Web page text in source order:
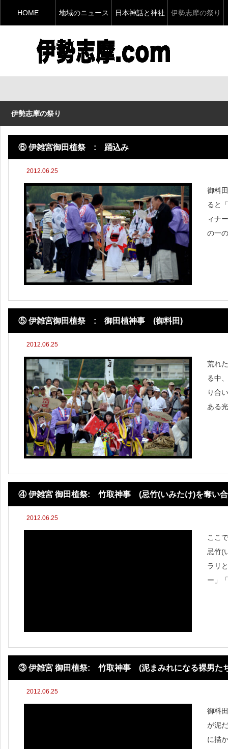
HOME 地域のニュース 日本神話と神社 伊勢志摩の祭り
伊勢志摩の祭り
⑥ 伊雑宮御田植祭 : 踊込み
2012.06.25
御料
ると
ィナ
の一
⑤ 伊雑宮御田植祭 : 御田植神事 (御料田)
2012.06.25
荒れ
る中
り合
ある
④ 伊雑宮 御田植祭: 竹取神事 (忌竹(いみたけ)を奪い
2012.06.25
ここ
忌竹(
ラリ
ー」
③ 伊雑宮 御田植祭: 竹取神事 (泥まみれになる裸男た
2012.06.25
御料
が泥
に描